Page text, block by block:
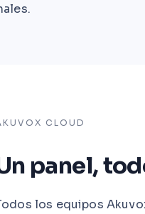
CLOUD
panel,
los equipos